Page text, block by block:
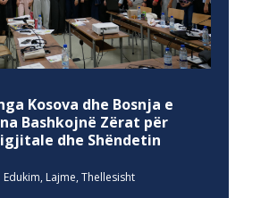
Kosova dhe Bosnja e
Bashkojnë Zërat për
dhe Shëndetin
Edukim, Lajme, Thellesisht